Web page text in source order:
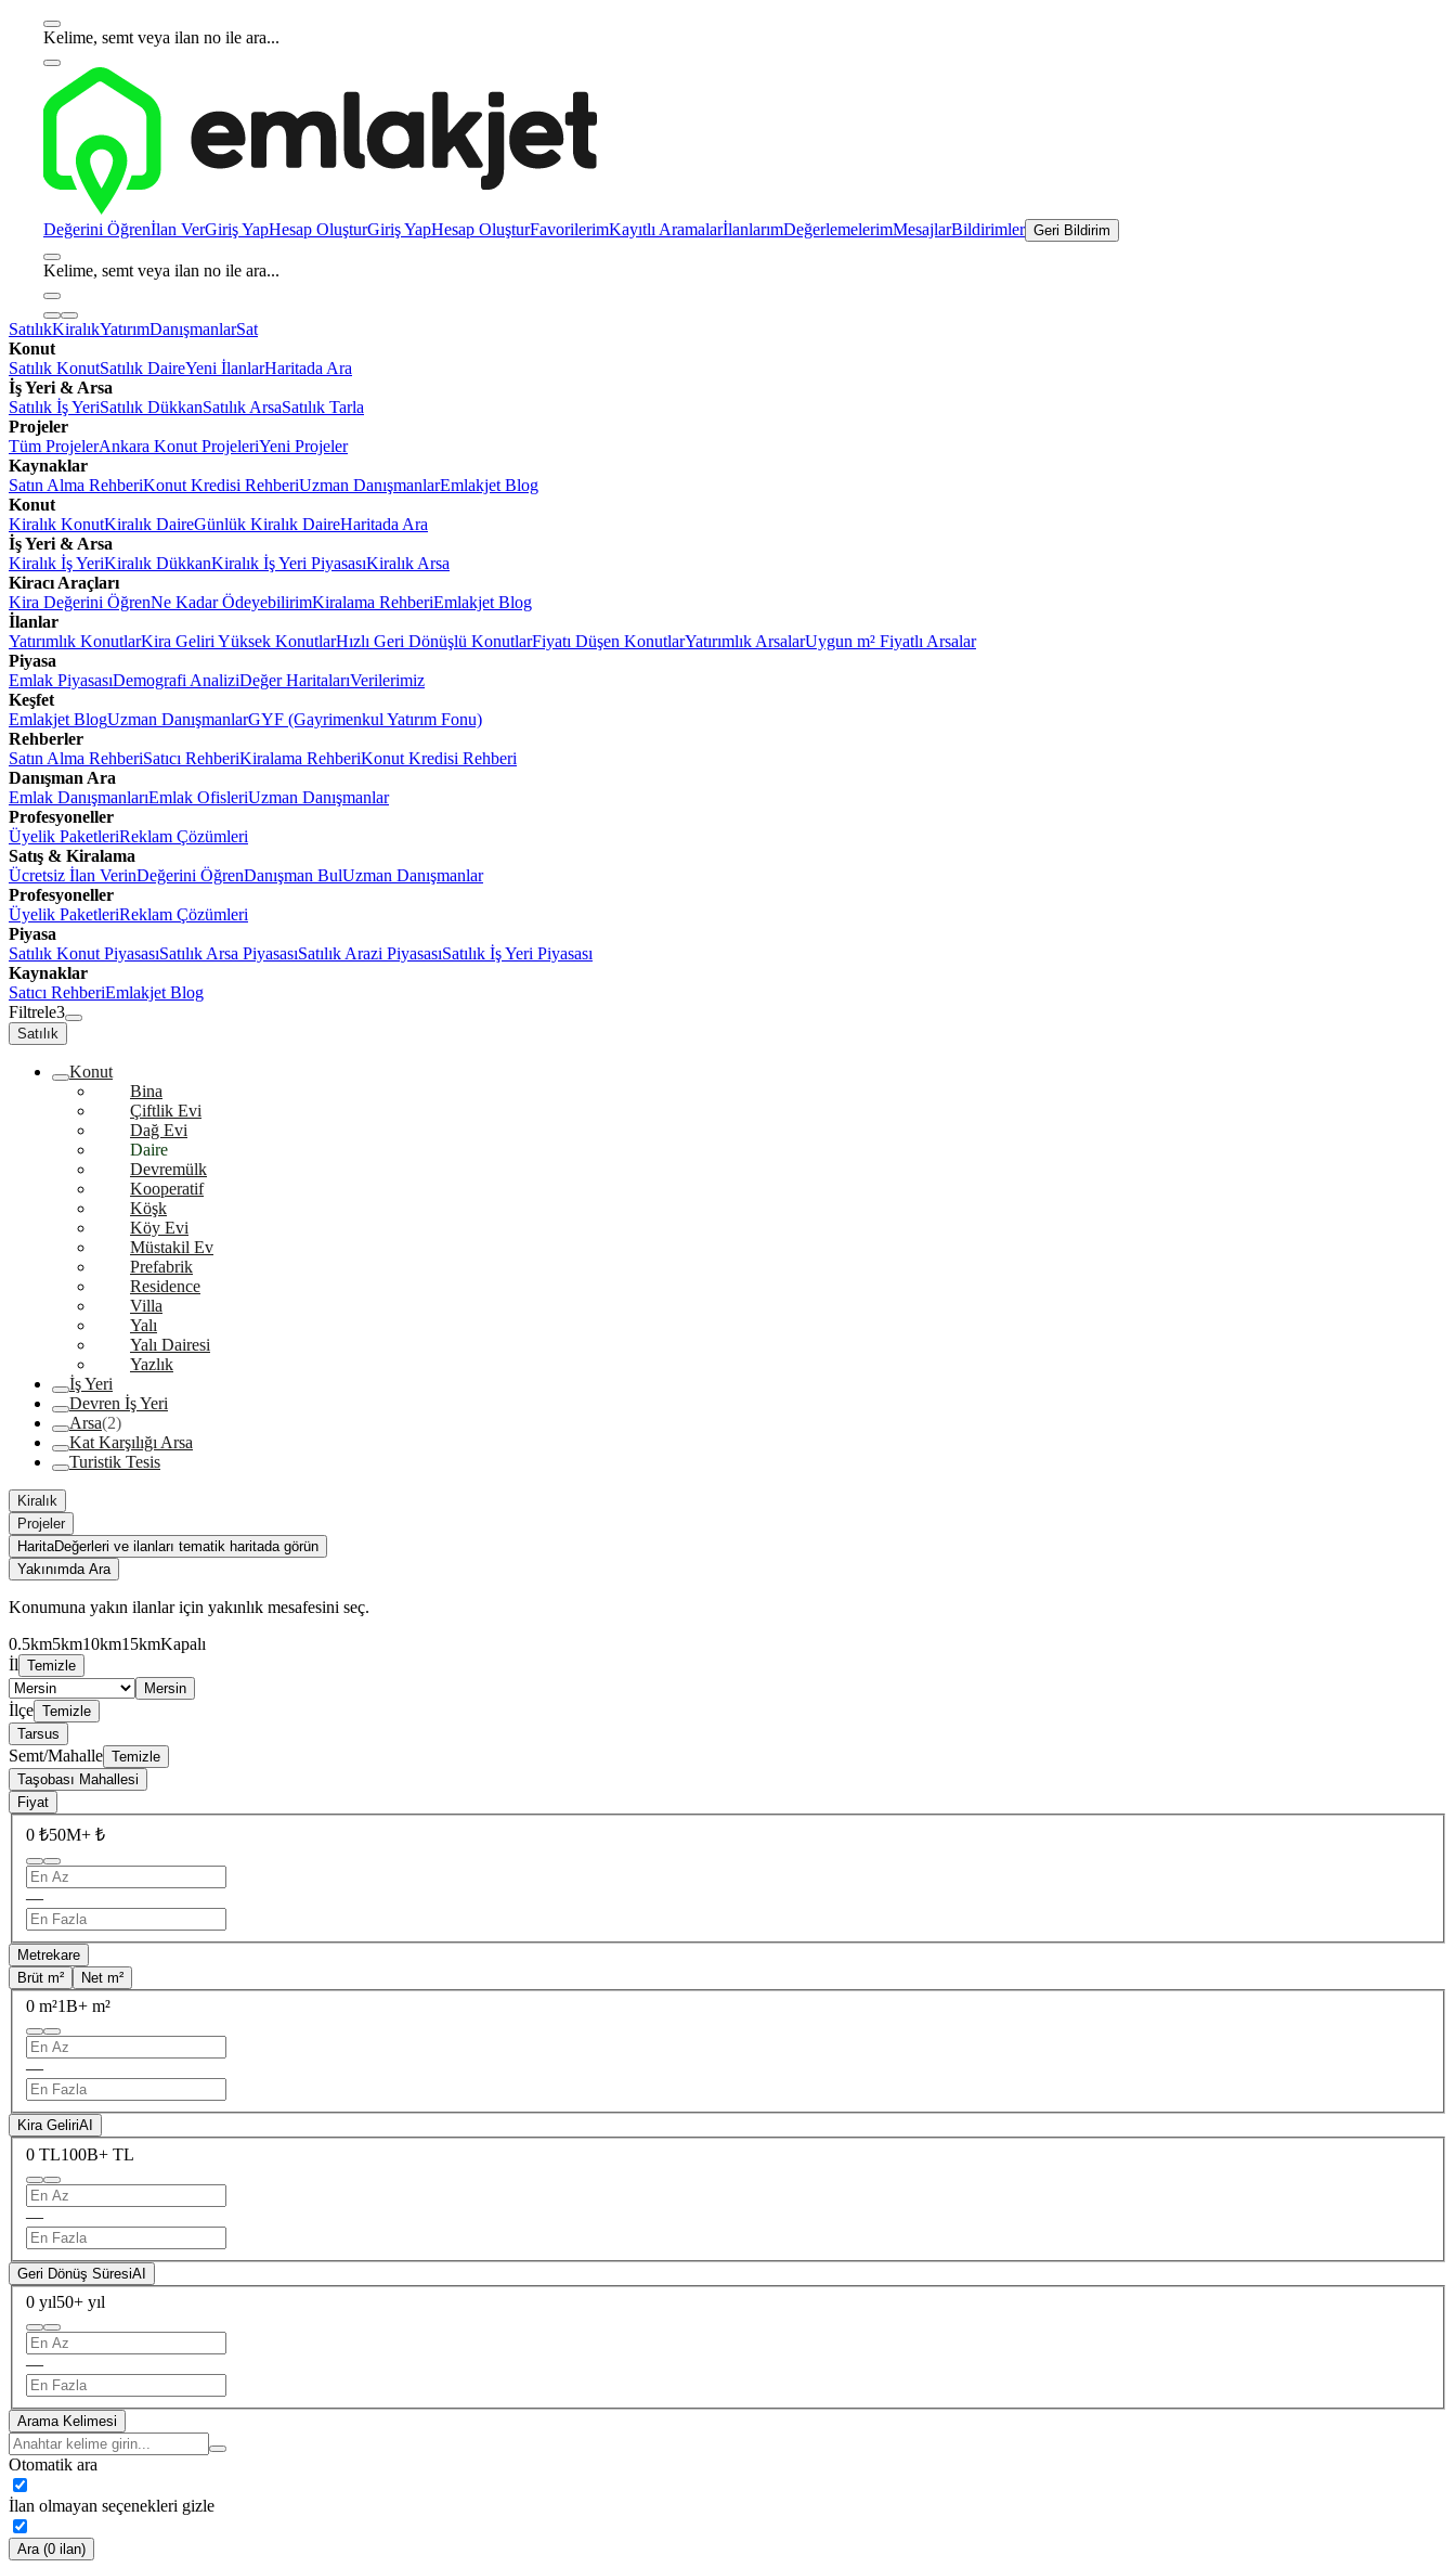
Kelime, semt veya ilan no ile ara...
Değerini Öğrenİlan VerGiriş YapHesap OluşturGiriş YapHesap OluşturFavorilerimKayıtlı AramalarİlanlarımDeğerlemelerimMesajlarBildirimler Geri Bildirim
Kelime, semt veya ilan no ile ara...
SatılıkKiralıkYatırımDanışmanlarSat
Konut
Satılık KonutSatılık DaireYeni İlanlarHaritada Ara
İş Yeri & Arsa
Satılık İş YeriSatılık DükkanSatılık ArsaSatılık Tarla
Projeler
Tüm ProjelerAnkara Konut ProjeleriYeni Projeler
Kaynaklar
Satın Alma RehberiKonut Kredisi RehberiUzman DanışmanlarEmlakjet Blog
Konut
Kiralık KonutKiralık DaireGünlük Kiralık DaireHaritada Ara
İş Yeri & Arsa
Kiralık İş YeriKiralık DükkanKiralık İş Yeri PiyasasıKiralık Arsa
Kiracı Araçları
Kira Değerini ÖğrenNe Kadar ÖdeyebilirimKiralama RehberiEmlakjet Blog
İlanlar
Yatırımlık KonutlarKira Geliri Yüksek KonutlarHızlı Geri Dönüşlü KonutlarFiyatı Düşen KonutlarYatırımlık ArsalarUygun m² Fiyatlı Arsalar
Piyasa
Emlak PiyasasıDemografi AnaliziDeğer HaritalarıVerilerimiz
Keşfet
Emlakjet BlogUzman DanışmanlarGYF (Gayrimenkul Yatırım Fonu)
Rehberler
Satın Alma RehberiSatıcı RehberiKiralama RehberiKonut Kredisi Rehberi
Danışman Ara
Emlak DanışmanlarıEmlak OfisleriUzman Danışmanlar
Profesyoneller
Üyelik PaketleriReklam Çözümleri
Satış & Kiralama
Ücretsiz İlan VerinDeğerini ÖğrenDanışman BulUzman Danışmanlar
Profesyoneller
Üyelik PaketleriReklam Çözümleri
Piyasa
Satılık Konut PiyasasıSatılık Arsa PiyasasıSatılık Arazi PiyasasıSatılık İş Yeri Piyasası
Kaynaklar
Satıcı RehberiEmlakjet Blog
Filtrele3
Satılık
Konut
Bina
Çiftlik Evi
Dağ Evi
Daire
Devremülk
Kooperatif
Köşk
Köy Evi
Müstakil Ev
Prefabrik
Residence
Villa
Yalı
Yalı Dairesi
Yazlık
İş Yeri
Devren İş Yeri
Arsa(2)
Kat Karşılığı Arsa
Turistik Tesis
Kiralık
Projeler
HaritaDeğerleri ve ilanları tematik haritada görün
Yakınımda Ara
Konumuna yakın ilanlar için yakınlık mesafesini seç.
0.5km5km10km15kmKapalı
İl Temizle
Mersin
İlçe Temizle
Tarsus
Semt/Mahalle Temizle
Taşobası Mahallesi
Fiyat
0 ₺50M+ ₺
—
Metrekare
Brüt m²
Net m²
0 m²1B+ m²
—
Kira GeliriAI
0 TL100B+ TL
—
Geri Dönüş SüresiAI
0 yıl50+ yıl
—
Arama Kelimesi
Otomatik ara
İlan olmayan seçenekleri gizle
Ara (0 ilan)